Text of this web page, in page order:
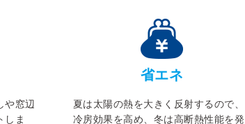
や窓辺
しま
省エネ
夏は太陽の熱を大きく反射するので、
冷房効果を高め、冬は高断熱性能を発